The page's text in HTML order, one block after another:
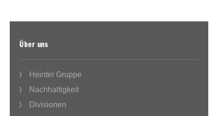
Über uns
Heintel Gruppe
Nachhaltigkeit
Divisionen